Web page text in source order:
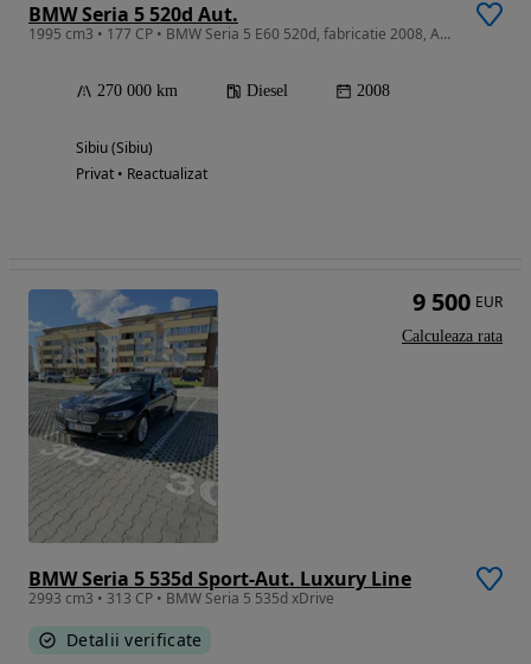
BMW Seria 5 520d Aut.
1995 cm3 • 177 CP • BMW Seria 5 E60 520d, fabricatie 2008, Automat Joistick
270 000 km Diesel 2008
Sibiu (Sibiu)
Privat • Reactualizat
BMW Seria 5 535d Sport-Aut. Luxury Line
2993 cm3 • 313 CP • BMW Seria 5 535d xDrive
Detalii verificate
9 500 EUR
Calculeaza rata